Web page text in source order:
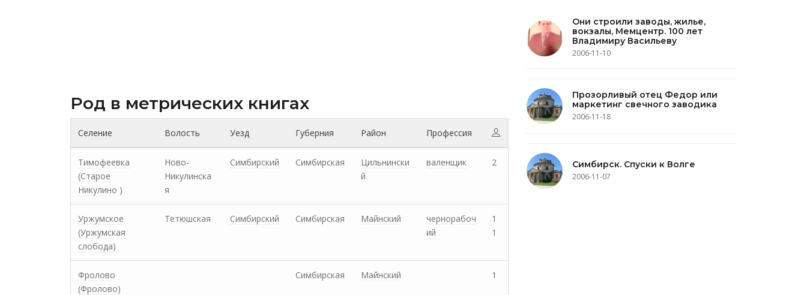
Род в метрических книгах
Селение Волость Уезд Губерния Район Профессия
Тимофеевка
(Старое
Никулино )
Ново-
Никулинска
я
Симбирский Симбирская
Цильнински
й
валенщик 2
Уржумское
(Уржумская
слобода)
Тетюшская Симбирский Симбирская Майнский
чернорабоч
ий
1
1
Фролово
(Фролово)
Симбирская Майнский 1
Они строили заводы, жилье,
вокзалы, Мемцентр. 100 лет
Владимиру Васильеву
2006-11-10
Прозорливый отец Федор или
маркетинг свечного заводика
2006-11-18
Симбирск. Спуски к Волге
2006-11-07